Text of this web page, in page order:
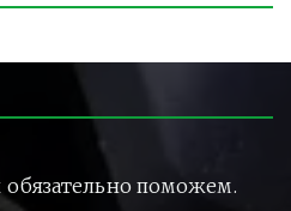
поможем.